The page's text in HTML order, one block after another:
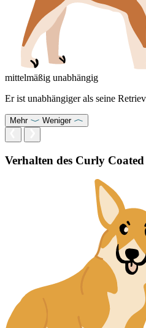
mittelmäßig unabhängig
Er ist unabhängiger als seine
Mehr Weniger
Verhalten des Curly